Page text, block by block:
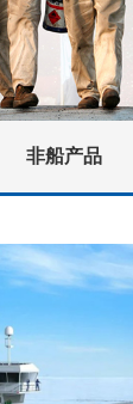
非船产品